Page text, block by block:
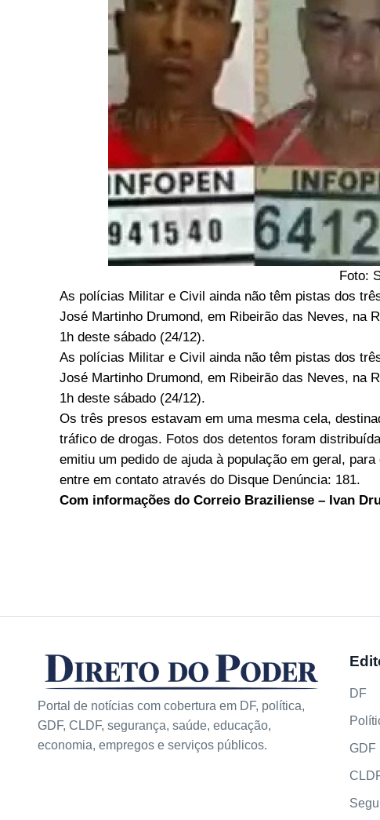
Foto:
As polícias Militar e Civil ainda não têm pistas dos
José Martinho Drumond, em Ribeirão das Neves, na
1h deste sábado (24/12).
As polícias Militar e Civil ainda não têm pistas dos
José Martinho Drumond, em Ribeirão das Neves, na
1h deste sábado (24/12).
Os três presos estavam em uma mesma cela,
tráfico de drogas. Fotos dos detentos foram
emitiu um pedido de ajuda à população em geral,
entre em contato através do Disque Denúncia: 181.
Com informações do Correio Braziliense – Ivan
Portal de notícias com cobertura em DF, política,
GDF, CLDF, segurança, saúde, educação,
economia, empregos e serviços públicos.
DF
GDF